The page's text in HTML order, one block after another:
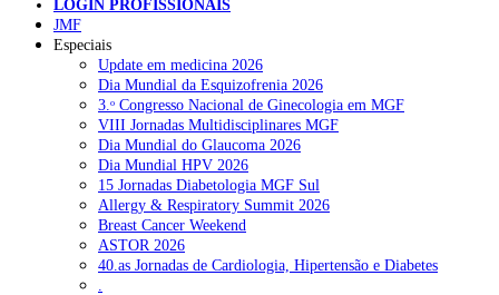
LUSA
Associação quer critérios para teleconsultas e adaptar modelo B
das USF nalgumas zonas
NOTÍCIAS RECENTES
Quase 11.900 jovens recorreram aos cheques psicólogo e
nutricionista no primeiro mês 7 de Agosto, 2026
ULS de Coimbra estreia cirurgia endoscópica do ouvido com
apoio robótico em Portugal 7 de Agosto, 2026
Enfermeiros exigem esclarecimentos sobre eventual gestão
privada da ULS do Algarve
LOGIN PROFISSIONAIS
JMF
Especiais
Update em medicina 2026
Dia Mundial da Esquizofrenia 2026
3.ᵒ Congresso Nacional de Ginecologia em MGF
VIII Jornadas Multidisciplinares MGF
Dia Mundial do Glaucoma 2026
Dia Mundial HPV 2026
15 Jornadas Diabetologia MGF Sul
Allergy & Respiratory Summit 2026
Breast Cancer Weekend
ASTOR 2026
40.as Jornadas de Cardiologia, Hipertensão e Diabetes
.